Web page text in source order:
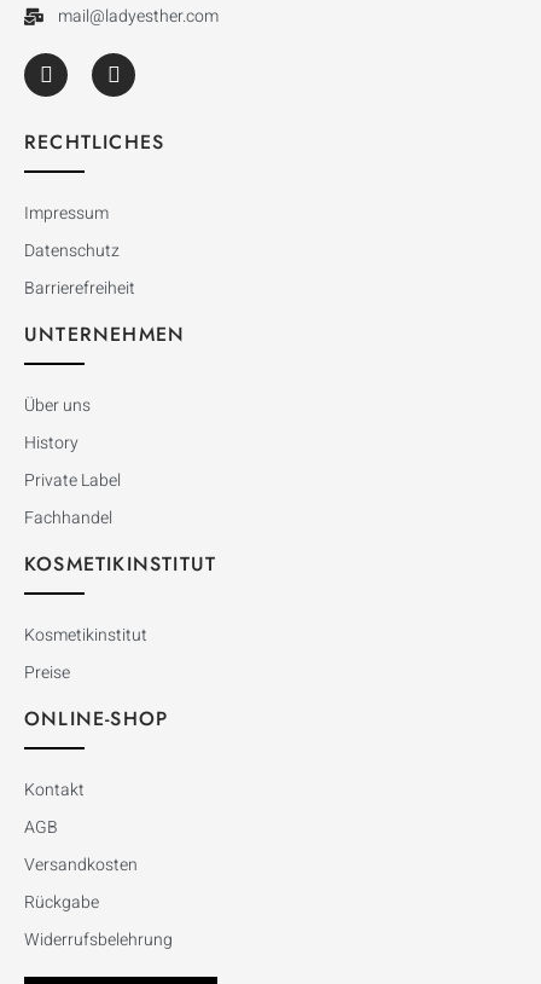
mail@ladyesther.com
RECHTLICHES
Impressum
Datenschutz
Barrierefreiheit
UNTERNEHMEN
Über uns
History
Private Label
Fachhandel
KOSMETIKINSTITUT
Kosmetikinstitut
Preise
ONLINE-SHOP
Kontakt
AGB
Versandkosten
Rückgabe
Widerrufsbelehrung